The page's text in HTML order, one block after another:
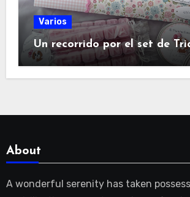
Varios
Un recorrido por el set de
About
A wonderful serenity has taken